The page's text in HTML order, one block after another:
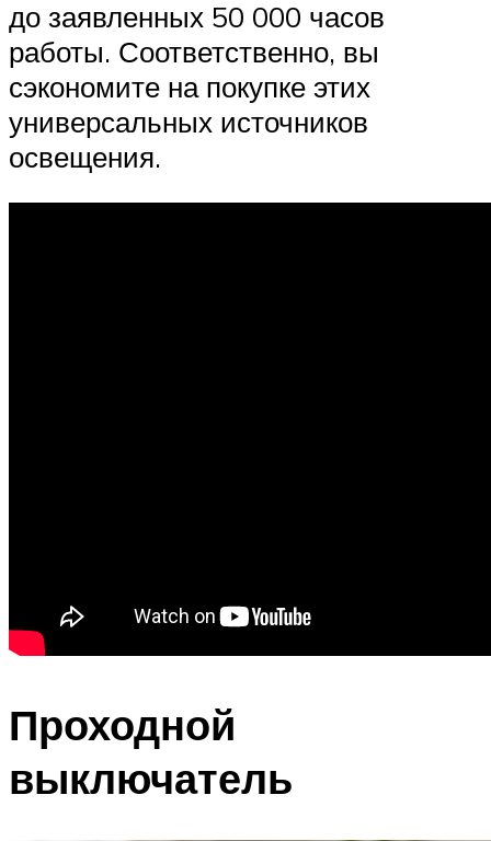
до заявленных 50 000 часов
работы. Соответственно, вы
сэкономите на покупке этих
универсальных источников
освещения.
Проходной
выключатель